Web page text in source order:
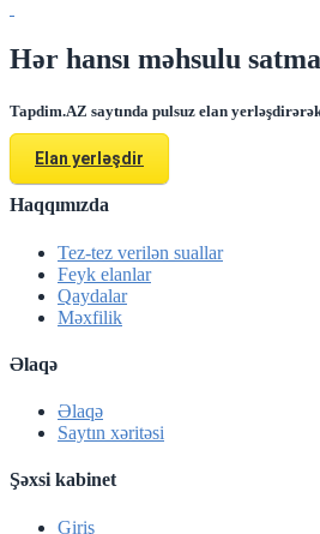
Hər hansı məhsulu
Tapdim.AZ saytında pulsuz elan
Elan yerləşdir
Haqqımızda
Tez-tez verilən suallar
Feyk elanlar
Qaydalar
Məxfilik
Əlaqə
Əlaqə
Saytın xəritəsi
Şəxsi kabinet
Giriş